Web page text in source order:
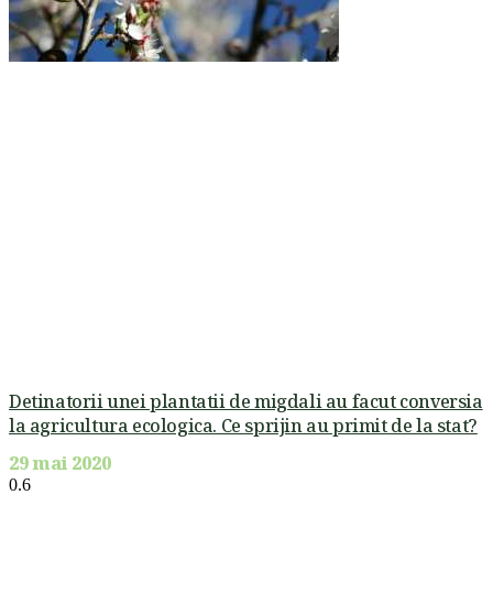
Detinatorii unei plantatii de migdali au facut conversia
la agricultura ecologica. Ce sprijin au primit de la stat?
29 mai 2020